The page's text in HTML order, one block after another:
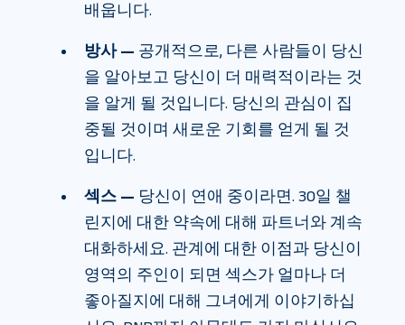
배웁니다.
방사 — 공개적으로, 다른 사람들이 당신
을 알아보고 당신이 더 매력적이라는 것
을 알게 될 것입니다. 당신의 관심이 집
중될 것이며 새로운 기회를 얻게 될 것
입니다.
섹스 — 당신이 연애 중이라면. 30일 챌
린지에 대한 약속에 대해 파트너와 계속
대화하세요. 관계에 대한 이점과 당신이
영역의 주인이 되면 섹스가 얼마나 더
좋아질지에 대해 그녀에게 이야기하십